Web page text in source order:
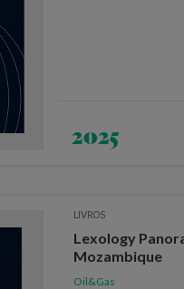
2025
LIVROS
Lexology
Mozambique
Oil&Gas